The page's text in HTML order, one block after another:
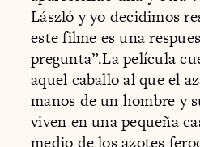
László y yo decidimos
este filme es una
pregunta”.La película
aquel caballo al que el
manos de un hombre y
viven en una pequeña